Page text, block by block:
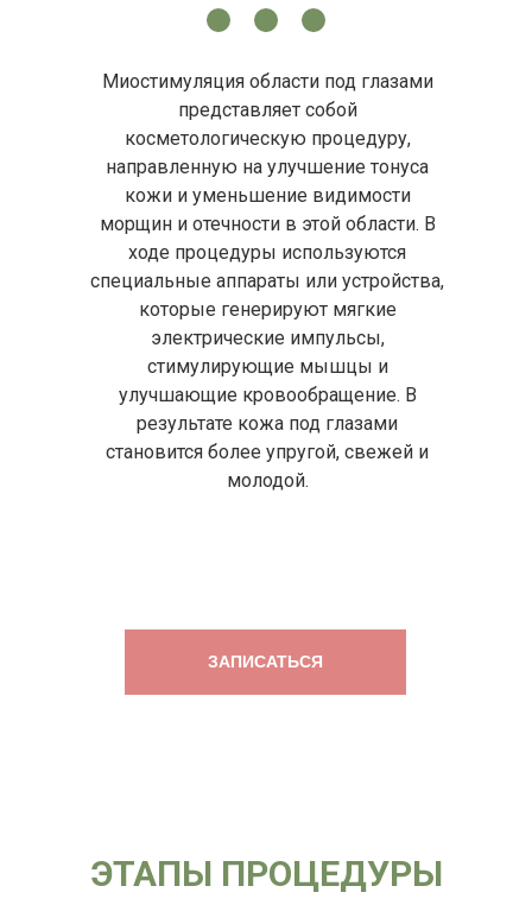
Миостимуляция области под глазами
представляет собой
косметологическую процедуру,
направленную на улучшение тонуса
кожи и уменьшение видимости
морщин и отечности в этой области. В
ходе процедуры используются
специальные аппараты или устройства,
которые генерируют мягкие
электрические импульсы,
стимулирующие мышцы и
улучшающие кровообращение. В
результате кожа под глазами
становится более упругой, свежей и
молодой.
ЗАПИСАТЬСЯ
ЭТАПЫ ПРОЦЕДУРЫ